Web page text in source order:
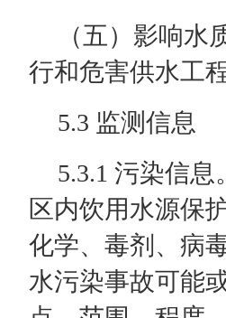
（五）影响水
行和危害供水工
5.3 监测信息
5.3.1 污染信息
区内饮用水源保
化学、毒剂、病
水污染事故可能